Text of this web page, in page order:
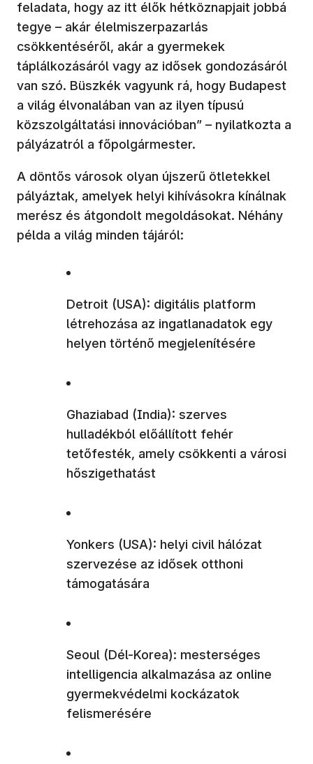
feladata, hogy az itt élők hétköznapjait jobbá
tegye – akár élelmiszerpazarlás
csökkentéséről, akár a gyermekek
táplálkozásáról vagy az idősek gondozásáról
van szó. Büszkék vagyunk rá, hogy Budapest
a világ élvonalában van az ilyen típusú
közszolgáltatási innovációban” – nyilatkozta a
pályázatról a főpolgármester.
A döntős városok olyan újszerű ötletekkel
pályáztak, amelyek helyi kihívásokra kínálnak
merész és átgondolt megoldásokat. Néhány
példa a világ minden tájáról:
Detroit (USA): digitális platform
létrehozása az ingatlanadatok egy
helyen történő megjelenítésére
Ghaziabad (India): szerves
hulladékból előállított fehér
tetőfesték, amely csökkenti a városi
hőszigethatást
Yonkers (USA): helyi civil hálózat
szervezése az idősek otthoni
támogatására
Seoul (Dél-Korea): mesterséges
intelligencia alkalmazása az online
gyermekvédelmi kockázatok
felismerésére